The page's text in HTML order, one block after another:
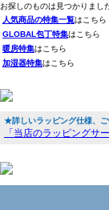
お探しのものは見つかりまし
人気商品の特集一覧はこちら
GLOBAL包丁特集はこちら
暖房特集はこちら
加湿器特集はこちら
★詳しいラッピング仕様、
「当店のラッピングサ